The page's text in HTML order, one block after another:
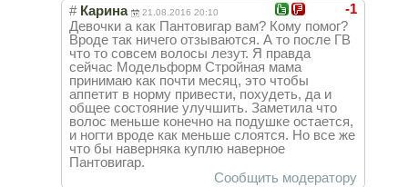
-1
# Карина 21.08.2016 20:10
Девочки а как Пантовигар вам? Кому помог?
Вроде так ничего отзываются. А то после ГВ
что то совсем волосы лезут. Я правда
сейчас Модельформ Стройная мама
принимаю как почти месяц, это чтобы
аппетит в норму привести, похудеть, да и
общее состояние улучшить. Заметила что
волос меньше конечно на подушке остается,
и ногти вроде как меньше слоятся. Но все же
что бы наверняка куплю наверное
Пантовигар.
Сообщить модератору